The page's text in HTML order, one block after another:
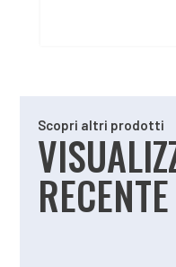
Scopri altri prodotti
RECENTE